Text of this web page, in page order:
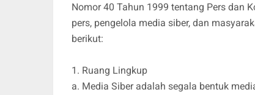
Nomor 40 Tahun 1999 tentang Pers dan
pers, pengelola media siber, dan
berikut:
1. Ruang Lingkup
a. Media Siber adalah segala bentuk